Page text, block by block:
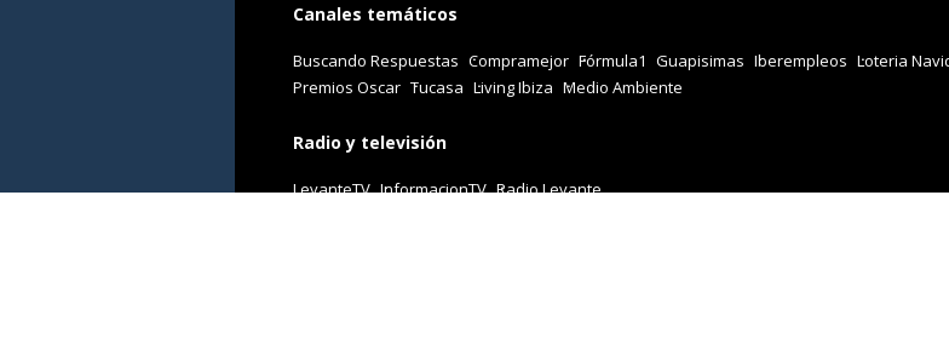
Canales temáticos
Buscando Respuestas Compramejor Fórmula1 Guapisimas Iberempleos Loteria
Premios Oscar Tucasa Living Ibiza Medio Ambiente
Radio y televisión
LevanteTV InformacionTV Radio Levante